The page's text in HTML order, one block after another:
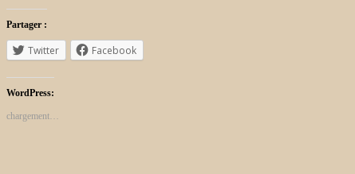
Partager :
Twitter Facebook
WordPress:
chargement…